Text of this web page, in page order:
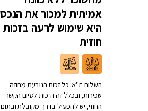
אמיתית למכור את הנכס
היא שימוש לרעה בזכות
חוזית
השלום ת"א: כל זכות הנובעת מחוזה
שכירות, ובכלל זה הזכות לסיום הקשר
החוזי, יש להפעיל בדרך מקובלת ובתום